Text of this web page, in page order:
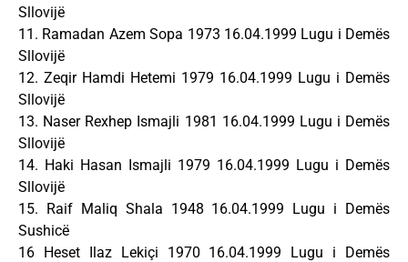
Sllovijë
11. Ramadan Azem Sopa 1973 16.04.1999 Lugu i Demës
Sllovijë
12. Zeqir Hamdi Hetemi 1979 16.04.1999 Lugu i Demës
Sllovijë
13. Naser Rexhep Ismajli 1981 16.04.1999 Lugu i Demës
Sllovijë
14. Haki Hasan Ismajli 1979 16.04.1999 Lugu i Demës
Sllovijë
15. Raif Maliq Shala 1948 16.04.1999 Lugu i Demës
Sushicë
16 Heset Ilaz Lekiçi 1970 16.04.1999 Lugu i Demës